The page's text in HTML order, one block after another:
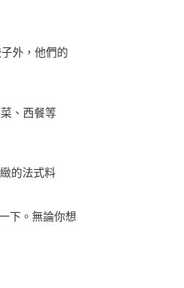
外，他們的
、西餐等
的法式料
下。無論你想